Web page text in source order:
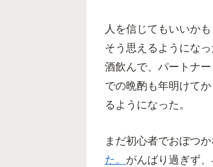
人を信じてもいいか
そう思えるようにな
酒飲んで、パートナ
での晩酌も年明けて
るようになった。
まだ初心者でおぼつか
た。 がんばり過ぎず、